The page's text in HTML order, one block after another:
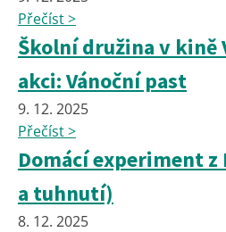
Přečíst >
Školní družina v kině
akci: Vánoční past
9. 12. 2025
Přečíst >
Domácí experiment
a tuhnutí)
8. 12. 2025